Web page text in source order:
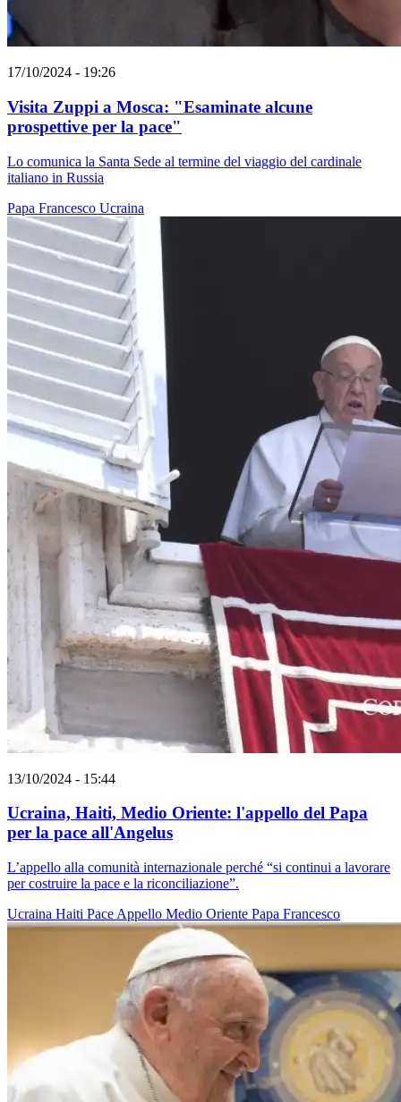
17/10/2024 - 19:26
Visita Zuppi a Mosca: "Esaminate alcune
prospettive per la pace"
Lo comunica la Santa Sede al termine del viaggio del cardinale
italiano in Russia
Papa Francesco Ucraina
13/10/2024 - 15:44
Ucraina, Haiti, Medio Oriente: l'appello del Papa
per la pace all'Angelus
L’appello alla comunità internazionale perché “si continui a lavorare
per costruire la pace e la riconciliazione”.
Ucraina Haiti Pace Appello Medio Oriente Papa Francesco